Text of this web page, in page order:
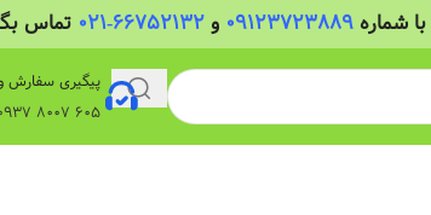
با شماره 09123723889 و66752132-021 تماس
پیگیری سفارش
605 8007 0937 واتساپ